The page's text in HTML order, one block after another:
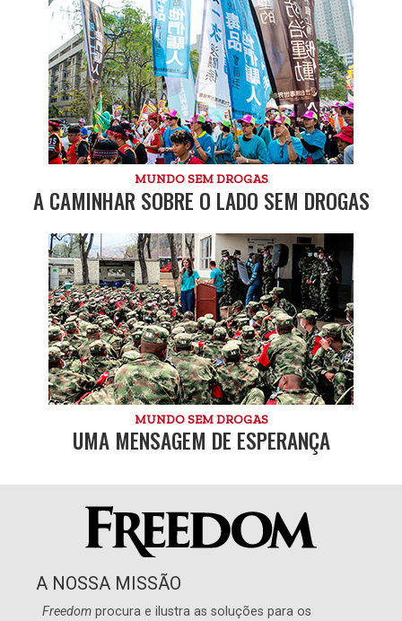
MUNDO SEM DROGAS
A CAMINHAR SOBRE O LADO SEM DROGAS
MUNDO SEM DROGAS
UMA MENSAGEM DE ESPERANÇA
A NOSSA MISSÃO
Freedom procura e ilustra as soluções para os